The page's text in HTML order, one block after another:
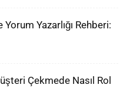
Yazarlığı Rehberi:
Çekmede Nasıl Rol